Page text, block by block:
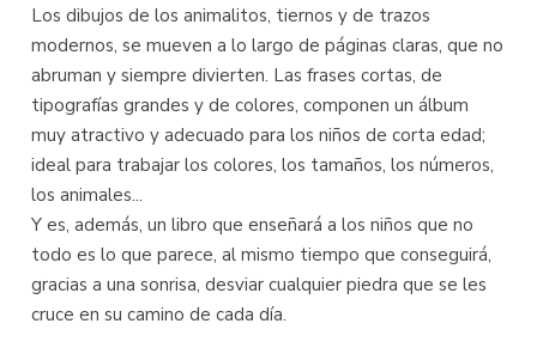
Los dibujos de los animalitos, tiernos y de trazos
modernos, se mueven a lo largo de páginas claras, que no
abruman y siempre divierten. Las frases cortas, de
tipografías grandes y de colores, componen un álbum
muy atractivo y adecuado para los niños de corta edad;
ideal para trabajar los colores, los tamaños, los números,
los animales...
Y es, además, un libro que enseñará a los niños que no
todo es lo que parece, al mismo tiempo que conseguirá,
gracias a una sonrisa, desviar cualquier piedra que se les
cruce en su camino de cada día.